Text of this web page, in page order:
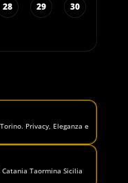
28 29 30
Privacy, Eleganza e
Taormina Sicilia